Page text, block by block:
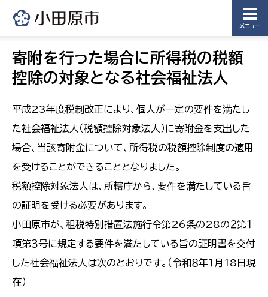
メニュー
寄附を行った場合に所得税の税額
控除の対象となる社会福祉法人
平成23年度税制改正により、個人が一定の要件を満たし
た社会福祉法人（税額控除対象法人）に寄附金を支出した
場合、当該寄附金について、所得税の税額控除制度の適用
を受けることができることとなりました。
税額控除対象法人は、所轄庁から、要件を満たしている旨
の証明を受ける必要があります。
小田原市が、租税特別措置法施行令第26条の28の２第１
項第３号に規定する要件を満たしている旨の証明書を交付
した社会福祉法人は次のとおりです。（令和８年１月18日現
在）